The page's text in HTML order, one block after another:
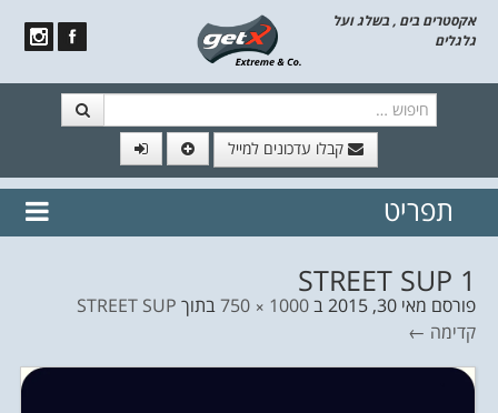
אקסטרים בים , בשלג ועל
גלגלים
קבלו עדכונים למייל
// הצטרף לרשימת תפוצה!
נשמח
תפריט
STREET SUP 1
פורסם מאי 30, 2015 ב1000 × 750 בתוך STREET SUP
קדימה ←